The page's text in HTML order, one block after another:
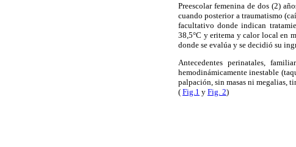
Preescolar femenina de dos (2)
cuando posterior a traumatismo
facultativo donde indican
38,5°C y eritema y calor local en
donde se evalúa y se decidió su
Antecedentes perinatales,
hemodinámicamente inestable
palpación, sin masas ni megalias,
( Fig.1 y Fig. 2)